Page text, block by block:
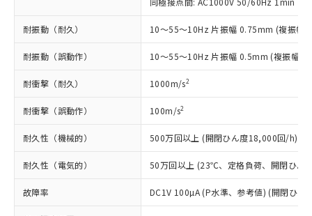
耐振動（耐久） 10～55～10Hz 片振幅 0.75mm (複振幅
耐振動（誤動作） 10～55～10Hz 片振幅 0.5mm (複振幅
耐衝撃（耐久） 1000m/s2
耐衝撃（誤動作） 100m/s2
耐久性（機械的） 500万回以上 (開閉ひん度18,000回/h)
耐久性（電気的） 50万回以上 (23℃、定格負荷、開閉ひん
故障率 DC1V 100µA (P水準、参考値) (開閉ひん
覧された時点での実際の在庫および標
準価格とは異なる場合があることをご
了承ください。
様のお取引先、またはお客様担当のオ
ムロン制御機器販売店・当社販売員に
オムロン制御機器販売店や当社販売拠
販売ネットワーク
」をご確認
ください。
在庫状況および標準価格結果を当社の
事前の承諾なく第三者に漏洩または開
示しないようお願いします。
マイパーツ機能（部品リスト作成サー
ビス）をご利用いただくには、I-Web
ミウム(Cd) 100ppm以下、
六価クロム(Cr(Ⅵ)) 1000ppm以下、ポリ臭化ビフェニル
類(PBB) 1000ppm以下、ポリ臭化ジフェニルエーテル類
(PBDE) 1000ppm以下、フタル酸ビス(2-エチルヘキシ
ル) (DEHP)(別名：DOP) 1000ppm以下、フタル酸ブチ
ルベンジル（BBP） 1000ppm以下、フタル酸ジブチル
但し、RoHS指令で産業用監視および制御機器に対する
フタル酸エステル類の４物質については閾値を超える意
図的な使用がないことを確認しています。
※2 対応予定月
部品在庫の切り替え状況などにより、予定
月が前後することがあります。
Pb(鉛) :1000ppm、 Hg(水銀) : 1000ppm、 Cd(カドミウ
Cr(Ⅵ)(六価クロム) : 1000ppm、 PBBs(ポリ臭化ビフェ
DBP(フタル酸ジブチル) : 1000ppm、 DIBP(フタル酸ジ
イソブチル) : 1000ppm、 BBP(フタル酸ブチルベンジ
ル) : 1000ppm、
DEHP(フタル酸ビス(2-エチルヘキシル)) : 1000ppm
※2 環境保護使用期限
「ｅ」：有害物質（10物質）のすべてが基
準値以下であることを示します。
「10」：通常の使用状況下において有害物
質が外部に漏えいし、環境に深刻な影響を
可)を取得するなどの必要な手続きを
当社は規制貨物を破棄する場合は、完
全に破砕するなど、違法に輸出されな
いよう必要な手段を講じます。
当社は貴社製品を、核兵器、ミサイ
ル、化学兵器、生物兵器またはその他
武器並びにこれらの製造装置等に一切
使用いたしません。
当社は、貴社製品を第三者に販売する
場合は、上記1、2および3の内容を当
該第三者に通知します。また当社は、
販売先および販売に係わる関係者が違
法に輸出するおそれがある場合は、取
一定数には満たないが在庫あり
－
在庫なし(最新の在庫状況につ
いては、お客様のお取引先、ま
たはお客様担当のオムロン制御
機器販売店・当社販売員にご確
認ください)
受注生産機種、また在庫状況の